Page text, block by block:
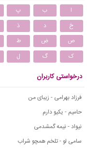
ا ب پ
خ
د ذ
ص
ض ط
ک
گ ل
درخواستی کاربران
فرزاد بهرامی - زیبای من
حامیم - یکیو دارم
نیواد - نیمه گمشدمی
سامی لو - تلخم همچو شراب